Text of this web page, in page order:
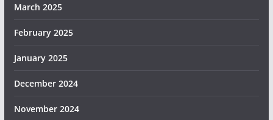
March 2025
February 2025
January 2025
December 2024
November 2024